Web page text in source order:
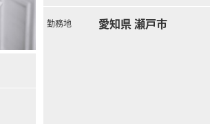
勤務地 愛知県 瀬戸市